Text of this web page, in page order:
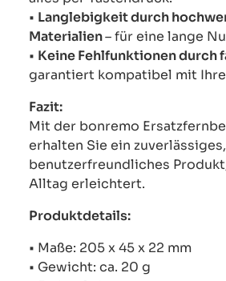
• Langlebigkeit durch
Materialien– für eine lange
• Keine Fehlfunktionen durch
garantiert kompatibel mit
Fazit:
Mit der bonremo
erhalten Sie ein zuverlässiges,
benutzerfreundliches
Alltag erleichtert.
Produktdetails:
• Maße: 205 x 45 x 22 mm
• Gewicht: ca. 20 g